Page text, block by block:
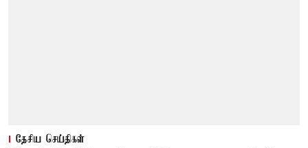
தேசிய செய்திகள்